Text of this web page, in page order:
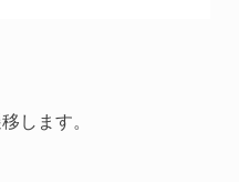
します。